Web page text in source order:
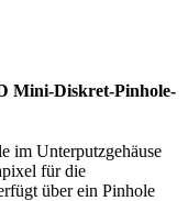
Mini-Diskret-Pinhole-
im Unterputzgehäuse
für die
über ein Pinhole